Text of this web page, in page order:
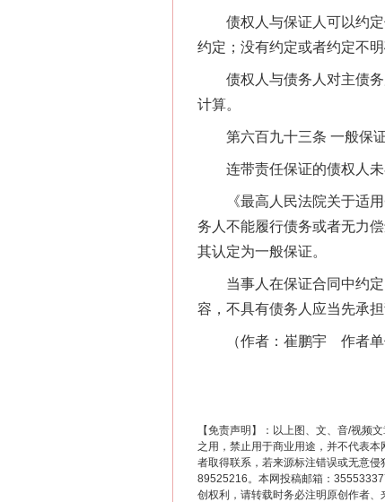
债权人与保证人可以约定
约定；没有约定或者约定不
债权人与债务人对主债务
计算。
第六百九十三条 一般保证
连带责任保证的债权人未
《最高人民法院关于适用<
务人不能履行债务或者无力
其认定为一般保证。
当事人在保证合同中约定
容，不具有债务人应当先承
（作者：崔鹏宇 作者单
【免责声明】：以上图、文、音/视频
之用，禁止用于商业用途，并不代表
者取得联系，若来源标注错误或无意
89525216。本网投稿邮箱：
创权利，请转载时务必注明原创作者、
网上购药对药下症？
这是一记警钟！